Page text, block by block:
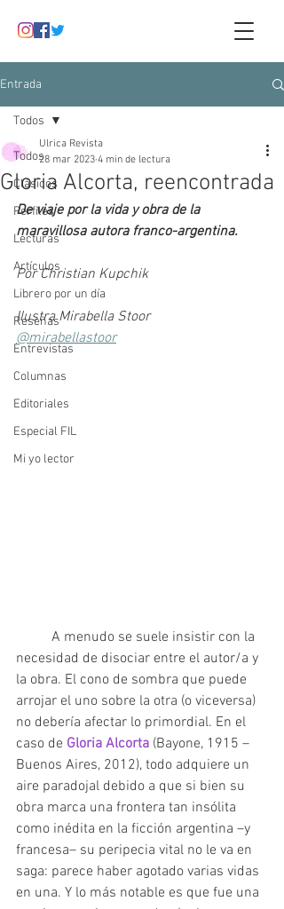
Entrada
Todos
Clásicos
Perfiles
Lecturas
Artículos
Librero por un día
Reseñas
Entrevistas
Columnas
Editoriales
Especial FIL
Mi yo lector
Todos
Gloria Alcorta, reencontrada
Ulrica Revista
28 mar 2023 4 min de lectura
De viaje por la vida y obra de la
maravillosa autora franco-argentina.
Por Christian Kupchik
Ilustra Mirabella Stoor
@mirabellastoor
necesidad de disociar entre el autor/a y
la obra. El cono de sombra que puede
arrojar el uno sobre la otra (o viceversa)
no debería afectar lo primordial. En el
caso de Gloria Alcorta (Bayone, 1915 –
Buenos Aires, 2012), todo adquiere un
aire paradojal debido a que si bien su
obra marca una frontera tan insólita
como inédita en la ficción argentina –y
francesa– su peripecia vital no le va en
saga: parece haber agotado varias vidas
en una. Y lo más notable es que fue una